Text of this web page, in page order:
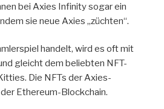
bei Axies Infinity sogar ein
sie neue Axies „züchten“.
handelt, wird es oft mit
gleicht dem beliebten NFT-
Die NFTs der Axies-
Ethereum-Blockchain.